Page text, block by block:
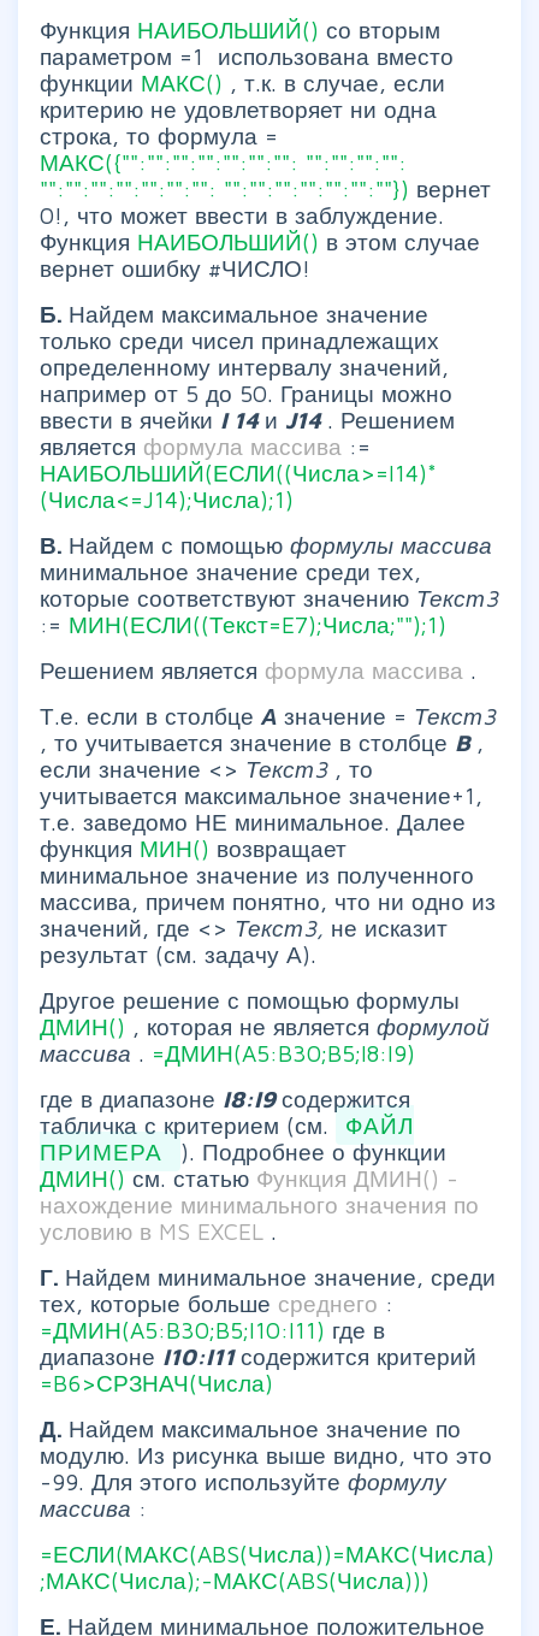
Функция НАИБОЛЬШИЙ() со вторым
параметром =1 использована вместо
функции МАКС() , т.к. в случае, если
критерию не удовлетворяет ни одна
строка, то формула =
МАКС({"":"":"":"":"":"":"": "":"":"":"":
"":"":"":"":"":"":"": "":"":"":"":"":"":""}) вернет
0!, что может ввести в заблуждение.
Функция НАИБОЛЬШИЙ() в этом случае
вернет ошибку #ЧИСЛО!
Б. Найдем максимальное значение
только среди чисел принадлежащих
определенному интервалу значений,
например от 5 до 50. Границы можно
ввести в ячейки I 14 и J14 . Решением
является формула массива :=
НАИБОЛЬШИЙ(ЕСЛИ((Числа>=I14)*
(Числа<=J14);Числа);1)
В. Найдем с помощью формулы массива
минимальное значение среди тех,
которые соответствуют значению Текст3
:= МИН(ЕСЛИ((Текст=E7);Числа;"");1)
Решением является формула массива .
Т.е. если в столбце А значение = Текст3
, то учитывается значение в столбце B ,
если значение <> Текст3 , то
учитывается максимальное значение+1,
т.е. заведомо НЕ минимальное. Далее
функция МИН() возвращает
минимальное значение из полученного
массива, причем понятно, что ни одно из
значений, где <> Текст3, не исказит
результат (см. задачу А).
Другое решение с помощью формулы
ДМИН() , которая не является формулой
массива . =ДМИН(A5:B30;B5;I8:I9)
где в диапазоне I8:I9содержится
табличка с критерием (см.
ФАЙЛ
ПРИМЕРА
). Подробнее о функции
ДМИН() см. статью Функция ДМИН() -
нахождение минимального значения по
условию в MS EXCEL .
Г. Найдем минимальное значение, среди
тех, которые больше среднего :
=ДМИН(A5:B30;B5;I10:I11) где в
диапазоне I10:I11содержится критерий
=B6>СРЗНАЧ(Числа)
Д. Найдем максимальное значение по
модулю. Из рисунка выше видно, что это
-99. Для этого используйте формулу
массива :
=ЕСЛИ(МАКС(ABS(Числа))=МАКС(Числа)
;МАКС(Числа);-МАКС(ABS(Числа)))
Е. Найдем минимальное положительное